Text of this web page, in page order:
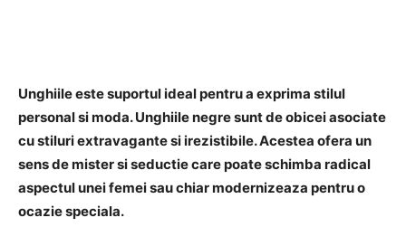
Unghiile este suportul ideal pentru a exprima stilul
personal si moda. Unghiile negre sunt de obicei asociate
cu stiluri extravagante si irezistibile. Acestea ofera un
sens de mister si seductie care poate schimba radical
aspectul unei femei sau chiar modernizeaza pentru o
ocazie speciala.